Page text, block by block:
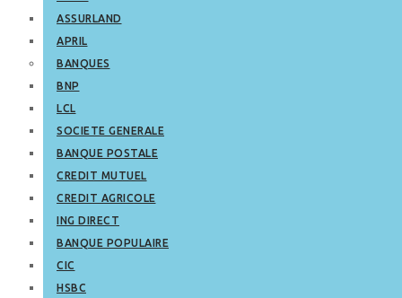
ASSURLAND
APRIL
BANQUES
BNP
LCL
SOCIETE GENERALE
BANQUE POSTALE
CREDIT MUTUEL
CREDIT AGRICOLE
ING DIRECT
BANQUE POPULAIRE
CIC
HSBC